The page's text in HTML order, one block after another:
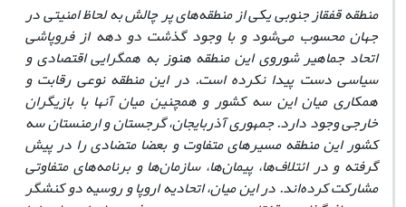
منطقه قفقاز جنوبی یکی از منطقه‌های پر چالش به لحاظ امنیتی در
جهان محسوب می‌شود و با وجود گذشت دو دهه از فروپاشی
اتحاد جماهیر شوروی این منطقه هنوز به همگرایی اقتصادی و
سیاسی دست پیدا نکرده است. در این منطقه نوعی رقابت و
همکاری میان این سه کشور و همچنین میان آنها با بازیگران
خارجی وجود دارد. جمهوری آذربایجان، گرجستان و ارمنستان سه
کشور این منطقه مسیرهای متفاوت و بعضا متضادی را در پیش
گرفته‌ و در ائتلاف‌ها، پیمان‌ها، سازمان‌ها و برنامه‌های متفاوتی
مشارکت کرده‌اند. در این میان، اتحادیه اروپا و روسیه دو کنشگر